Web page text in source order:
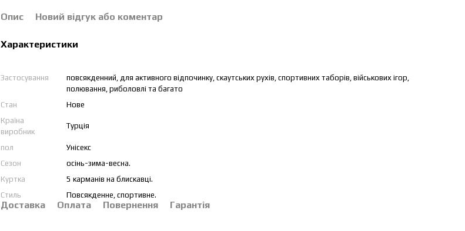
Опис Новий відгук або коментар
Характеристики
Застосування
повсякденний, для активного відпочинку, скаутських рухів, спортивних таборів, військових ігор,
полювання, риболовлі та багато
Стан
Нове
Країна
виробник
Турція
пол
Унісекс
Сезон
осінь-зима-весна.
Куртка
5 карманів на блискавці.
Стиль
Повсякденне, спортивне.
Доставка Оплата Повернення Гарантія